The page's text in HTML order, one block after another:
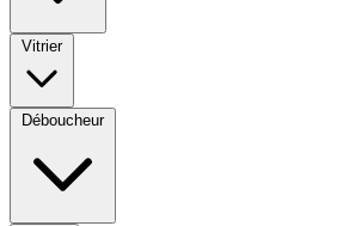
Vitrier
Déboucheur